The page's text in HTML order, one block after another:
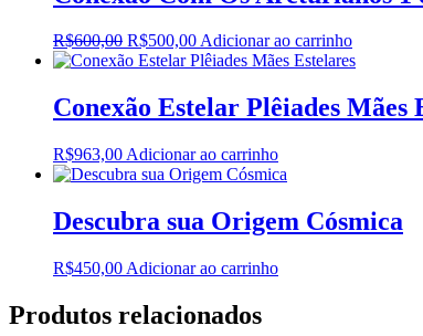
R$600,00 O
preço
era:
R$600,00.
R$500,00O
preço
é:
R$500,00.
Adicionar ao carrinho
Conexão Estelar Plêiades Mães
R$963,00 Adicionar ao carrinho
Descubra sua Origem Cósmica
R$450,00 Adicionar ao carrinho
Produtos relacionados